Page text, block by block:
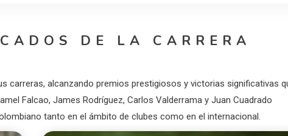
DE LA CARRERA
carreras, alcanzando premios prestigiosos y victorias significativas
Falcao, James Rodríguez, Carlos Valderrama y Juan Cuadrado
tanto en el ámbito de clubes como en el internacional.